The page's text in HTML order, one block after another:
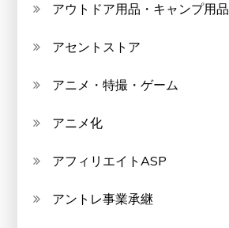
アウトドア用品・キャンプ用品
アセントストア
アニメ・特撮・ゲーム
アニメ化
アフィリエイトASP
アントレ事業承継